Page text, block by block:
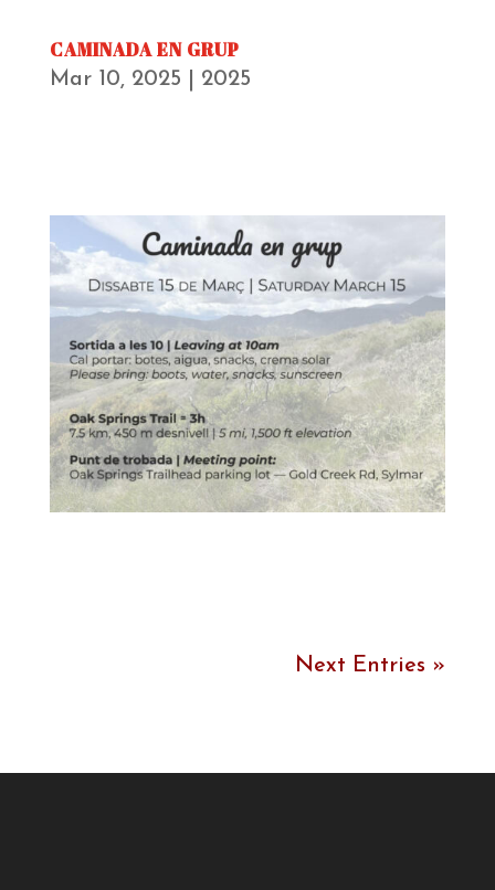
CAMINADA EN GRUP
Mar 10, 2025 2025
Next Entries »